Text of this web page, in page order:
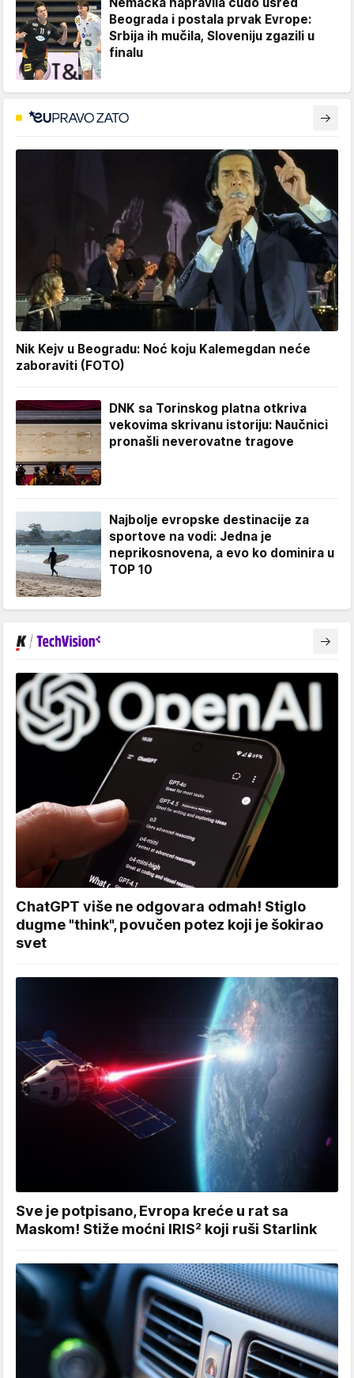
Beograda i postala prvak Evrope:
Srbija ih mučila, Sloveniju zgazili u
finalu
Nik Kejv u Beogradu: Noć koju Kalemegdan neće
zaboraviti (FOTO)
DNK sa Torinskog platna otkriva
vekovima skrivanu istoriju: Naučnici
pronašli neverovatne tragove
Najbolje evropske destinacije za
sportove na vodi: Jedna je
neprikosnovena, a evo ko dominira u
TOP 10
ChatGPT više ne odgovara odmah! Stiglo
dugme "think", povučen potez koji je šokirao
svet
Sve je potpisano, Evropa kreće u rat sa
Maskom! Stiže moćni IRIS² koji ruši Starlink